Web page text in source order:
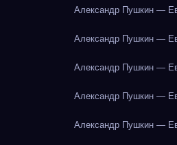
Александр Пушкин —
Александр Пушкин —
Александр Пушкин —
Александр Пушкин —
Александр Пушкин —